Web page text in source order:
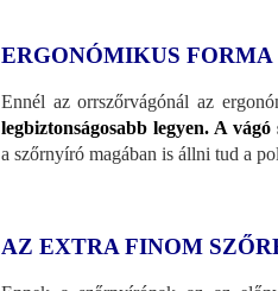
ERGONÓMIKUS FORMA
Ennél az orrszőrvágónál az
legbiztonságosabb legyen. A vágó
a szőrnyíró magában is állni tud a
AZ EXTRA FINOM